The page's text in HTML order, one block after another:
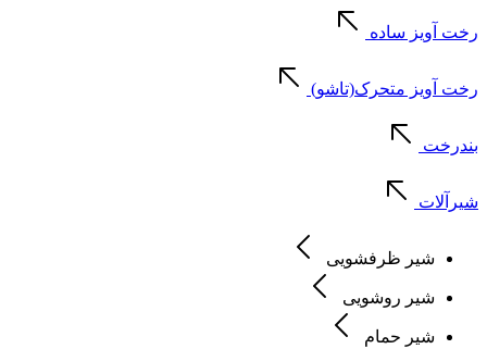
رخت آویز ساده
رخت آویز متحرک(تاشو)
بندرخت
شیرآلات
شیر ظرفشویی
شیر روشویی
شیر حمام